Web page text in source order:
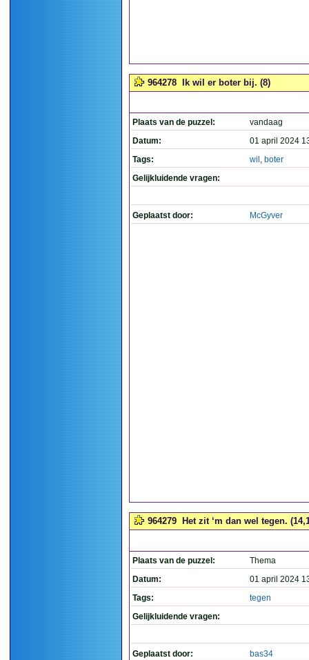
964278 Ik wil er boter bij. (8)
Plaats van de puzzel:
vandaag
Datum:
01 april 2024
Tags:
wil , boter
Gelijkluidende vragen:
Geplaatst door: McGyver
964279 Het zit ‘m dan wel tegen.
Plaats van de puzzel:
Thema
Datum:
01 april 2024
Tags:
tegen
Gelijkluidende vragen:
Geplaatst door: bas34